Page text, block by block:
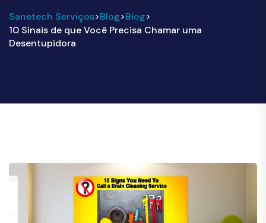
Sanetech Serviços>Blog>Blog>
10 Sinais de que Você Precisa Chamar uma
Desentupidora